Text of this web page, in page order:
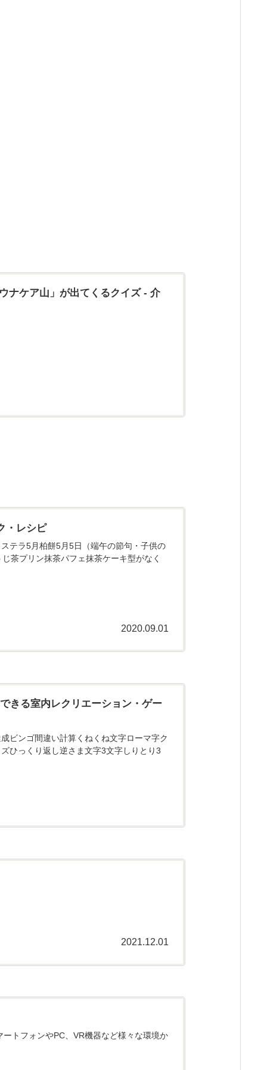
ナケア山」が出てくるクイズ - 介
・レシピ
テラ5月柏餅5月5日（端午の節句・子供の
茶プリン抹茶パフェ抹茶ケーキ型がなく
2020.09.01
きる室内レクリエーション・ゲー
ビンゴ間違い計算くねくね文字ローマ字ク
ひっくり返し逆さま文字3文字しりとり3
2021.12.01
トフォンやPC、VR機器など様々な環境か